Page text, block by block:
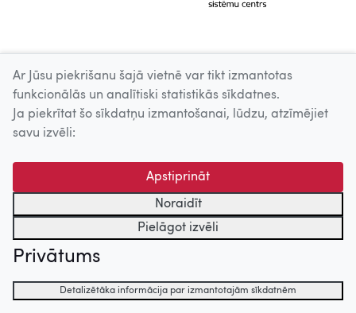
Ar Jūsu piekrišanu šajā vietnē var tikt izmantotas
funkcionālās un analītiski statistikās sīkdatnes.
Ja piekrītat šo sīkdatņu izmantošanai, lūdzu, atzīmējiet
savu izvēli:
Apstiprināt
Noraidīt
Pielāgot izvēli
Privātums
Detalizētāka informācija par izmantotajām sīkdatnēm